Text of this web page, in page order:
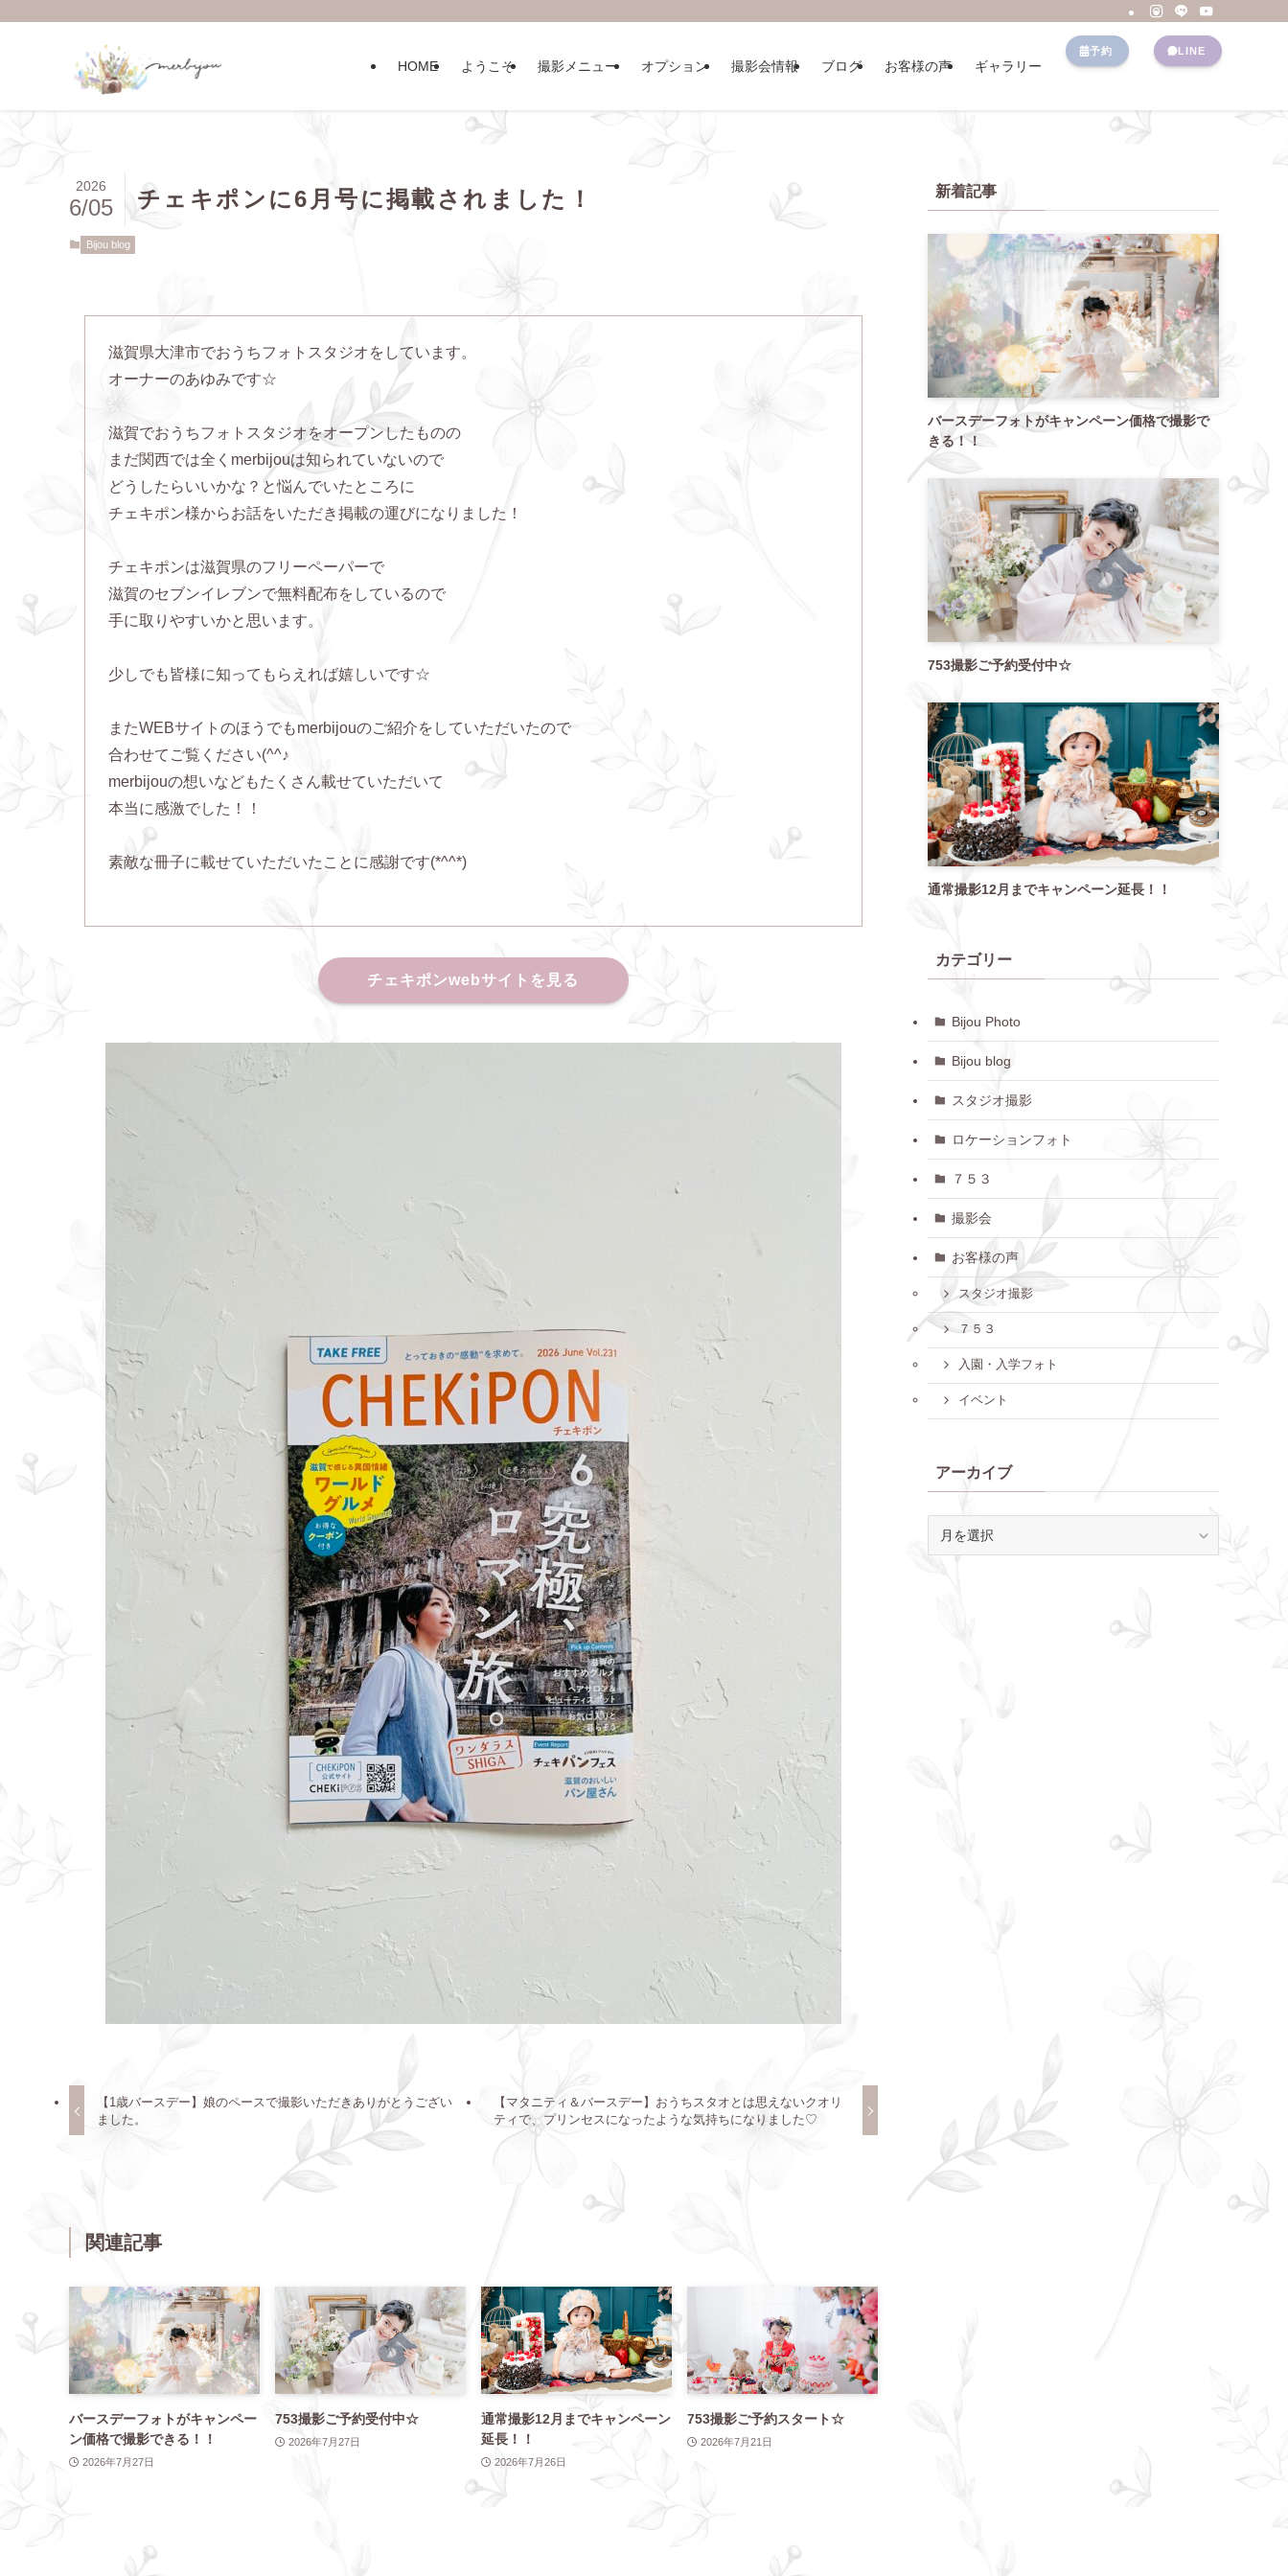
HOME ようこそ 撮影メニュー オプション 撮影会情報 ブログ お客様の声 ギャラリー
予約 LINE
チェキポンに6月号に掲載されました！
2026
6/05
Bijou blog
滋賀県大津市でおうちフォトスタジオをしています。
オーナーのあゆみです☆
滋賀でおうちフォトスタジオをオープンしたものの
まだ関西では全くmerbijouは知られていないので
どうしたらいいかな？と悩んでいたところに
チェキポン様からお話をいただき掲載の運びになりました！
チェキポンは滋賀県のフリーペーパーで
滋賀のセブンイレブンで無料配布をしているので
手に取りやすいかと思います。
少しでも皆様に知ってもらえれば嬉しいです☆
またWEBサイトのほうでもmerbijouのご紹介をしていただいたので
合わせてご覧ください(^^♪
merbijouの想いなどもたくさん載せていただいて
本当に感激でした！！
素敵な冊子に載せていただいたことに感謝です(*^^*)
チェキポンwebサイトを見る
【1歳バースデー】娘のペースで撮影いただきありがとうござい
ました。
【マタニティ＆バースデー】おうちスタオとは思えないクオリ
ティで、プリンセスになったような気持ちになりました♡
関連記事
バースデーフォトがキャンペー
ン価格で撮影できる！！
2026年7月27日
753撮影ご予約受付中☆
2026年7月27日
通常撮影12月までキャンペーン
延長！！
2026年7月26日
753撮影ご予約スタート☆
2026年7月21日
新着記事
バースデーフォトがキャンペーン価格で撮影で
きる！！
753撮影ご予約受付中☆
通常撮影12月までキャンペーン延長！！
カテゴリー
Bijou Photo
Bijou blog
スタジオ撮影
ロケーションフォト
７５３
撮影会
お客様の声
スタジオ撮影
７５３
入園・入学フォト
イベント
アーカイブ